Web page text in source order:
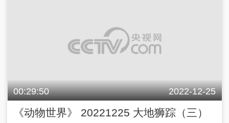
00:29:50 2022-12-25
《动物世界》 20221225 大地狮踪（三）